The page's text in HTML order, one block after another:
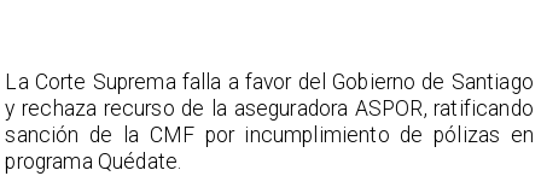
La Corte Suprema falla a favor del Gobierno de Santiago
y rechaza recurso de la aseguradora ASPOR, ratificando
sanción de la CMF por incumplimiento de pólizas en
programa Quédate.